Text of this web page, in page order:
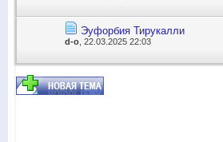
Эуфорбия Тирукалли
d-o , 22.03.2025 22:03